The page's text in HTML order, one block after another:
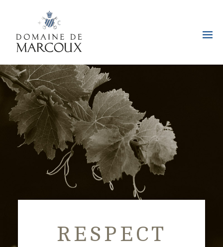
RESPECT